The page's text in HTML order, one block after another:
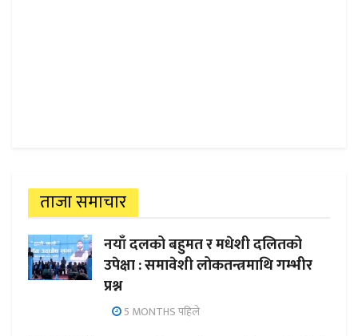
ताजा समाचार
नयाँ दलको बहुमत र मधेशी दलितको
उपेक्षा : समावेशी लोकतन्त्रमाथि गम्भीर
प्रश्न
5 MONTHS पहिले